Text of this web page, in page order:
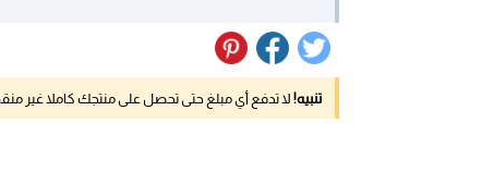
تنبيه!لا تدفع أي مبلغ حتى تحصل على منتجك كاملا غير